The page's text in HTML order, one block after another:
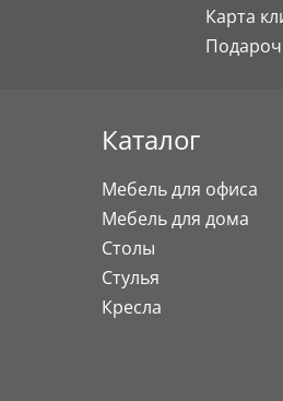
Карта
Каталог
Мебель для офиса
Мебель для дома
Столы
Стулья
Кресла